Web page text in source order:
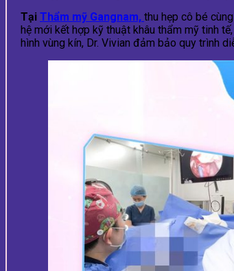
Tại Thẩm mỹ Gangnam, thu hẹp cô bé cùng
hệ mới kết hợp kỹ thuật khâu thẩm mỹ tinh
hình vùng kín, Dr. Vivian đảm bảo quy trình